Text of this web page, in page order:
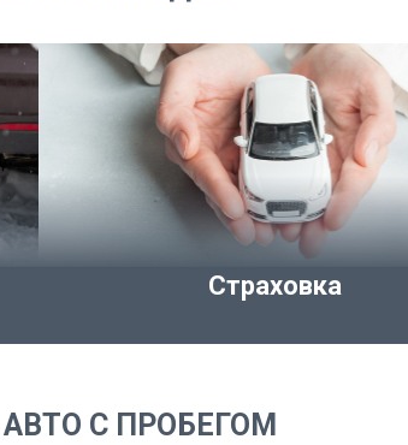
Страховка
С ПРОБЕГОМ